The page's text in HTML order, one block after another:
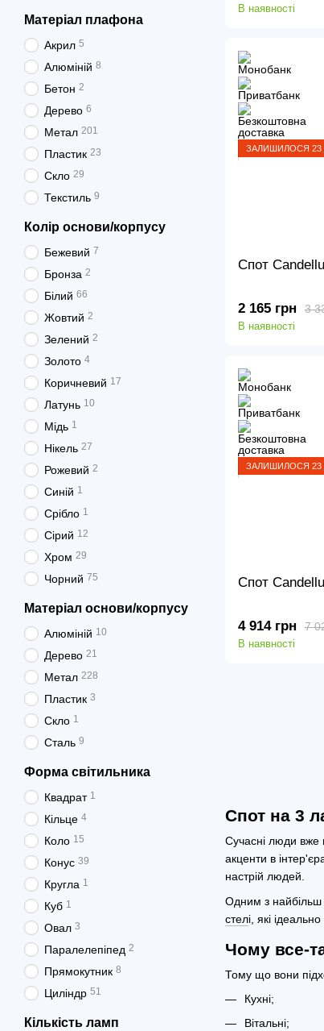
Спот на 3
Сучасні люди вже
акценти в
настрій людей.
Одним з найбільш
стелі, які
Чому все-
Тому що вони
Кухні;
Вітальні;
В наявності
ЗАЛИШИЛОСЯ 23
Спот
3
2 165 грн
В наявності
ЗАЛИШИЛОСЯ 23
Спот
7
4 914 грн
В наявності
Матеріал плафона
Акрил 5
Алюміній 8
Бетон 2
Дерево 6
Метал 201
Пластик 23
Скло 29
Текстиль 9
Колір основи/корпусу
Бежевий 7
Бронза 2
Білий 66
Жовтий 2
Зелений 2
Золото 4
Коричневий 17
Латунь 10
Мідь 1
Нікель 27
Рожевий 2
Синій 1
Срібло 1
Сірий 12
Хром 29
Чорний 75
Матеріал основи/корпусу
Алюміній 10
Дерево 21
Метал 228
Пластик 3
Скло 1
Сталь 9
Форма світильника
Квадрат 1
Кільце 4
Коло 15
Конус 39
Кругла 1
Куб 1
Овал 3
Паралелепіпед 2
Прямокутник 8
Циліндр 51
Кількість ламп